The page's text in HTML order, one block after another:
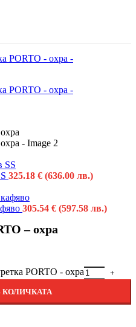
325.18 € (636.00 лв.)
305.54 € (597.58 лв.)
– охра
PORTO - охра
КОЛИЧКАТА